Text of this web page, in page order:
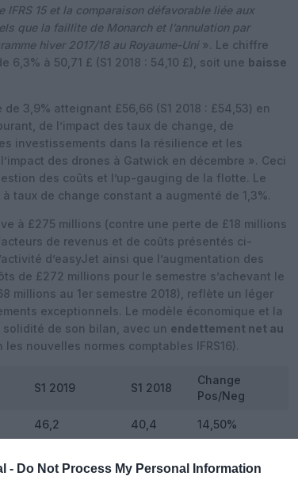
- Do Not Process My Personal Information
15 et la comparaison défavorable liée aux
que la faillite de Monarch et l’annulation par
hiver 2017/18 au Royaume-Uni». Le chiffre
à 50,71 £ (S1 2018 : 54,10 £), soit une baisse
de 3,9% atteignant £56,66 (S1 2018 : £54,53) en
de l’impact des taux de change, de
investissements dans la résilience et les
des drones à Gatwick en décembre ». Ceci
des coûts et l’up-gauging de la flotte. Le
taux de change constant a augmenté de 1,3%.
à £275 millions (contre une perte de £18 millions
de revenus et de coûts présentés ci-
d’easyJet ainsi que l’augmentation des
de £272 millions pour le semestre s’achevant le
millions au 1er semestre 2018), reflète un léger
exceptionnels. Le modèle économique et la
solidité de son bilan, avec un endettement net au
les nouvelles normes comptables IFRS16).
S1 2019 S1 2018
Change
Pos/Neg
46,2 40,4 14,50%